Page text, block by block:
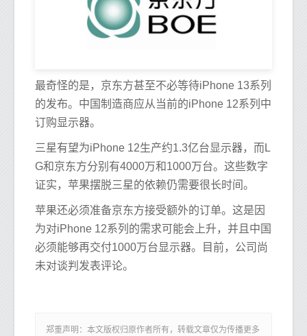
最奇怪的是，京东方甚至不必等待iPhone 13系列
的发布。中国制造商应从当前的iPhone 12系列中
订购显示器。
三星有望为iPhone 12生产约1.3亿台显示器，而L
G和京东方分别有4000万和1000万台。这些数字
证实，苹果摆脱三星的依赖仍需要很长时间。
苹果还必须准备京东方接受额外的订单。这是因
为对iPhone 12系列的需求可能会上升，并且中国
必须能够再交付1000万台显示器。目前，公司尚
未对谈判发表评论。
郑重声明：本文版权归原作者所有，转载文章仅为传播更多